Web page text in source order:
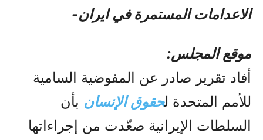
الاعدامات المستمرة في ایران-
موقع المجلس:
أفاد تقرير صادر عن المفوضية السامية
للأمم المتحدة لحقوق الإنسان بأن
السلطات الإيرانية صعّدت من إجراءاتها